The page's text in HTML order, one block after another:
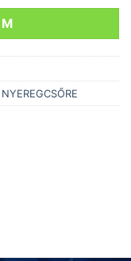
NYEREGCSŐRE